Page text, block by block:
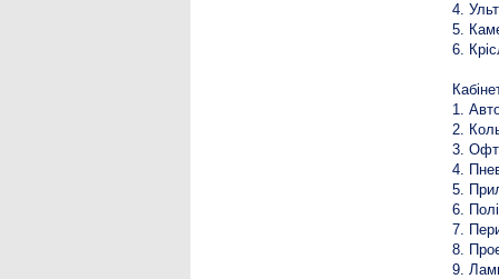
4.
5.
6.
1.
2.
3.
4.
5.
6.
7.
8.
9.